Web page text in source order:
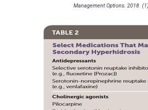
Management Options. 2018. (1)